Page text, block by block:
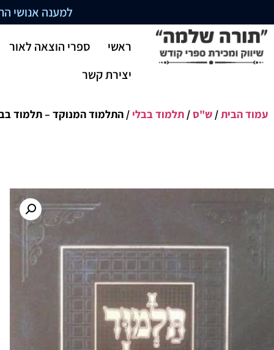
למענה אנושי התקשרו
ראשי
ספרי הוצאה לאור
יצירת קשר
עמוד הבית/ ש"ס/ תלמוד בבלי / התלמוד המנוקד – תלמוד